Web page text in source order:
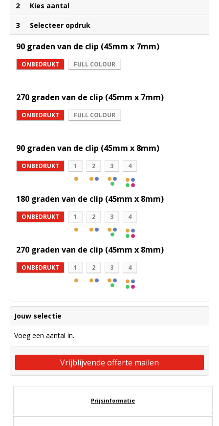
2 Kies aantal
3 Selecteer opdruk
90 graden van de clip (45mm x 7mm)
ONBEDRUKT FULL COLOUR
270 graden van de clip (45mm x 7mm)
ONBEDRUKT FULL COLOUR
90 graden van de clip (45mm x 8mm)
ONBEDRUKT 1 2 3 4
180 graden van de clip (45mm x 8mm)
ONBEDRUKT 1 2 3 4
270 graden van de clip (45mm x 8mm)
ONBEDRUKT 1 2 3 4
Jouw selectie
Voeg een aantal in.
Vrijblijvende offerte mailen
Prijsinformatie